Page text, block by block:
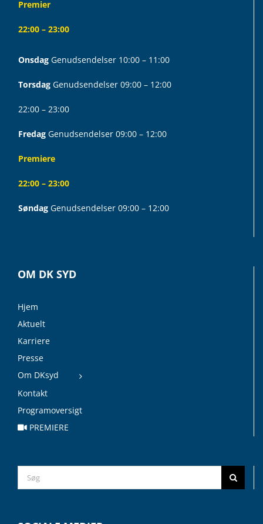
Premier
22:00 – 23:00
Onsdag Genudsendelser 10:00 – 11:00
Torsdag Genudsendelser 09:00 – 12:00
22:00 – 23:00
Fredag Genudsendelser 09:00 – 12:00
Premiere
22:00 – 23:00
Søndag Genudsendelser 09:00 – 12:00
OM DK SYD
Hjem
Aktuelt
Karriere
Presse
Om DKsyd
Kontakt
Programoversigt
PREMIERE
Search
for: